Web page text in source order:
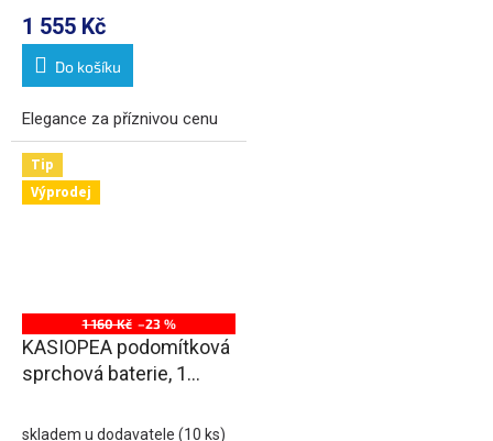
1 555 Kč
Do košíku
Elegance za příznivou cenu
Tip
Výprodej
1 160 Kč –23 %
KASIOPEA podomítková
sprchová baterie, 1
skladem u dodavatele (10 ks)